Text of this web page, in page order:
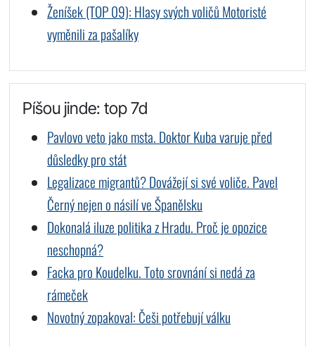
Ženíšek (TOP 09): Hlasy svých voličů Motoristé
vyměnili za pašalíky
Píšou jinde: top 7d
Pavlovo veto jako msta. Doktor Kuba varuje před
důsledky pro stát
Legalizace migrantů? Dovážejí si své voliče. Pavel
Černý nejen o násilí ve Španělsku
Dokonalá iluze politika z Hradu. Proč je opozice
neschopná?
Facka pro Koudelku. Toto srovnání si nedá za
rámeček
Novotný zopakoval: Češi potřebují válku